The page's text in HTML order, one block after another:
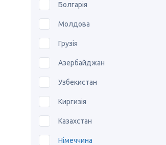
Болгарія
Молдова
Грузія
Азербайджан
Узбекистан
Киргизія
Казахстан
Німеччина